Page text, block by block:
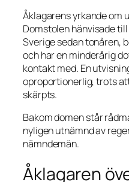
Åklagarens yrkande om
Domstolen hänvisade
Sverige sedan tonåren,
och har en minderårig
kontakt med. En
oproportionerlig, trots
skärpts.
Bakom domen står
nyligen utnämnd av
nämndemän.
Åklagaren